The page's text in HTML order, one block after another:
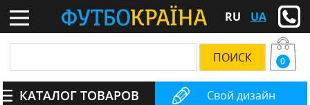
RU UA
Свой дизайн
0
КАТАЛОГ ТОВАРОВ